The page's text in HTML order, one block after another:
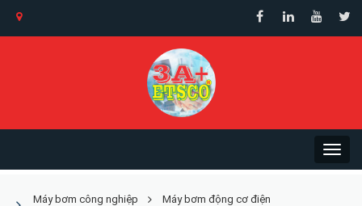
Máy bơm công nghiệp Máy bơm động cơ điện